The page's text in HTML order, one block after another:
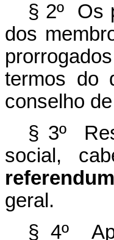
§ 2º Os
dos
termos do
conselho
§ 3º
social,
referendum
geral.
§ 4º